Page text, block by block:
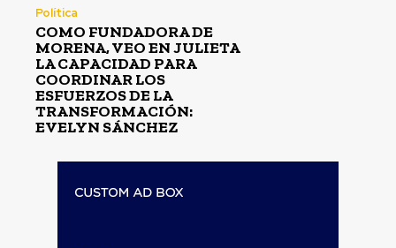
Política
COMO FUNDADORA DE
MORENA, VEO EN JULIETA
LA CAPACIDAD PARA
COORDINAR LOS
ESFUERZOS DE LA
TRANSFORMACIÓN:
EVELYN SÁNCHEZ